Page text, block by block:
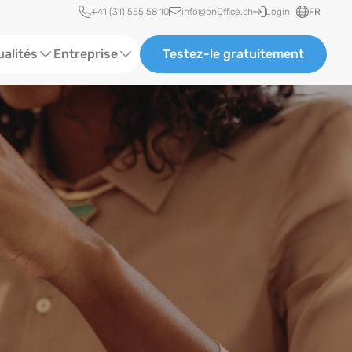
Accès rapide
+41 (31) 555 58 10 info@onOffice.ch Login FR
de statut
Entreprise
À propos de nous
Testez-le gratuitement